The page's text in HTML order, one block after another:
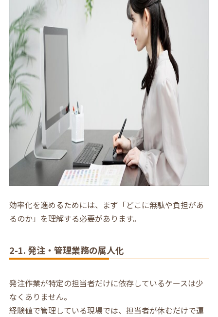
効率化を進めるためには、まず「どこに無駄や負担があ
るのか」を理解する必要があります。
2-1. 発注・管理業務の属人化
発注作業が特定の担当者だけに依存しているケースは少
なくありません。
経験値で管理している現場では、担当者が休むだけで運